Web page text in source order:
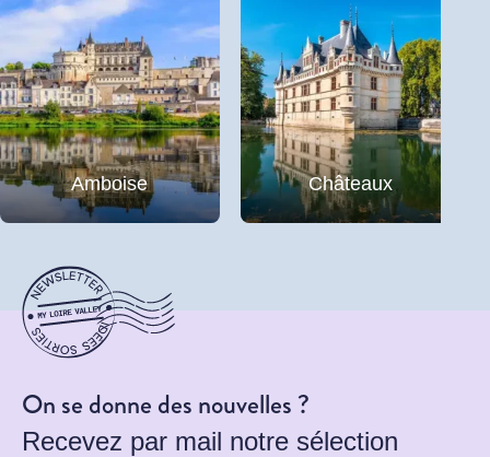
Amboise Châteaux
On se donne des nouvelles ?
Recevez par mail notre sélection